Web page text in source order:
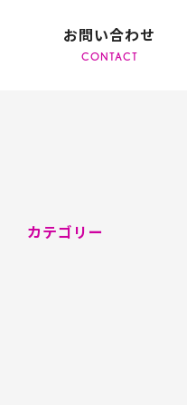
お問い合わせ
カテゴリー